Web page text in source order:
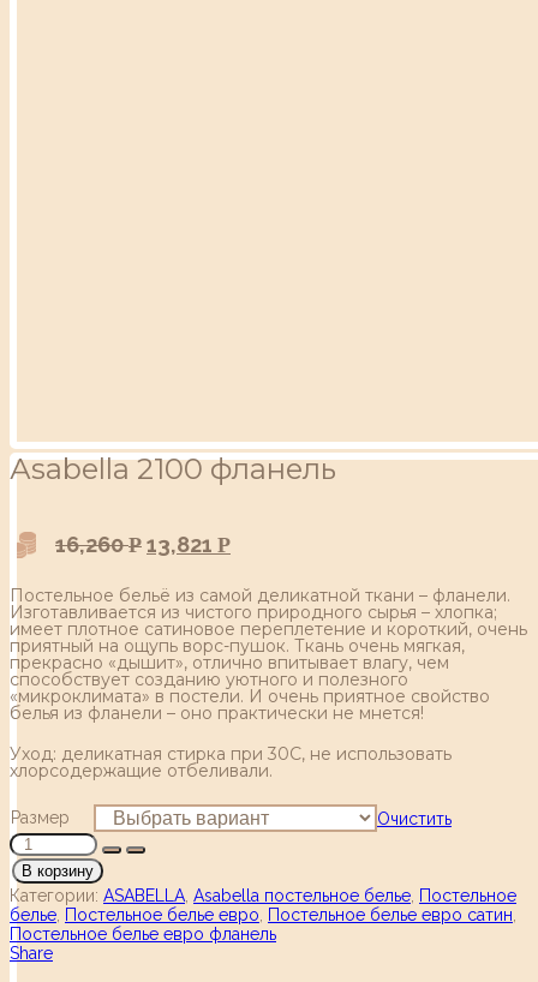
Аsabella 2100 фланель
16,260Р 13,821 Р
Постельное бельё из самой деликатной ткани – фланели.
Изготавливается из чистого природного сырья – хлопка;
имеет плотное сатиновое переплетение и короткий, очень
приятный на ощупь ворс-пушок. Ткань очень мягкая,
прекрасно «дышит», отлично впитывает влагу, чем
способствует созданию уютного и полезного
«микроклимата» в постели. И очень приятное свойство
белья из фланели – оно практически не мнется!
Уход: деликатная стирка при 30С, не использовать
хлорсодержащие отбеливали.
Размер Очистить
В корзину
Категории: ASABELLA Asabella постельное белье Постельное
белье Постельное белье евро Постельное белье евро сатин
Постельное белье евро фланель
Share